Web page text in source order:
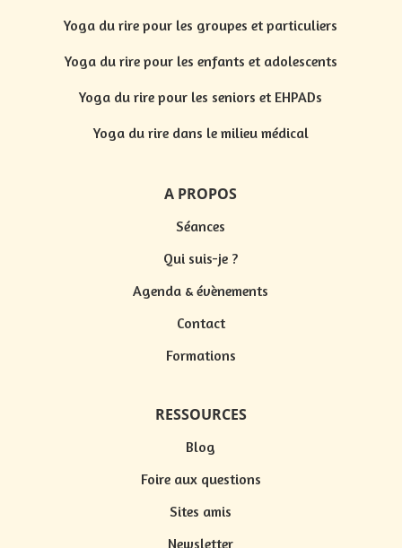
Yoga du rire pour les groupes et particuliers
Yoga du rire pour les enfants et adolescents
Yoga du rire pour les seniors et EHPADs
Yoga du rire dans le milieu médical
A PROPOS
Séances
Qui suis-je ?
Agenda & évènements
Contact
Formations
RESSOURCES
Blog
Foire aux questions
Sites amis
Newsletter